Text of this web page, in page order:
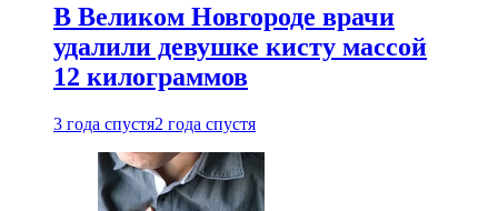
В Великом Новгороде врачи
удалили девушке кисту массой
12 килограммов
3 года спустя2 года спустя